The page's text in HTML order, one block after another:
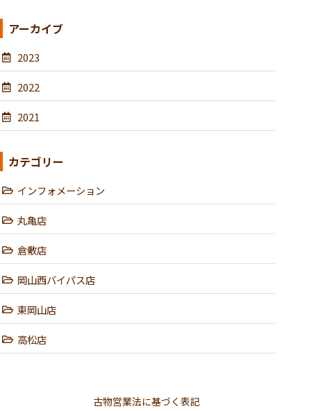
アーカイブ
2023
2022
2021
カテゴリー
インフォメーション
丸亀店
倉敷店
岡山西バイパス店
東岡山店
高松店
古物営業法に基づく表記